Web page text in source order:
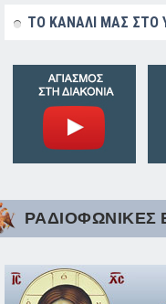
ΤΟ ΚΑΝΑΛΙ ΜΑΣ ΣΤΟ